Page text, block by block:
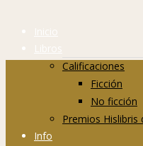
Inicio
Libros
Calificaciones
Ficción
No ficción
Premios
Info